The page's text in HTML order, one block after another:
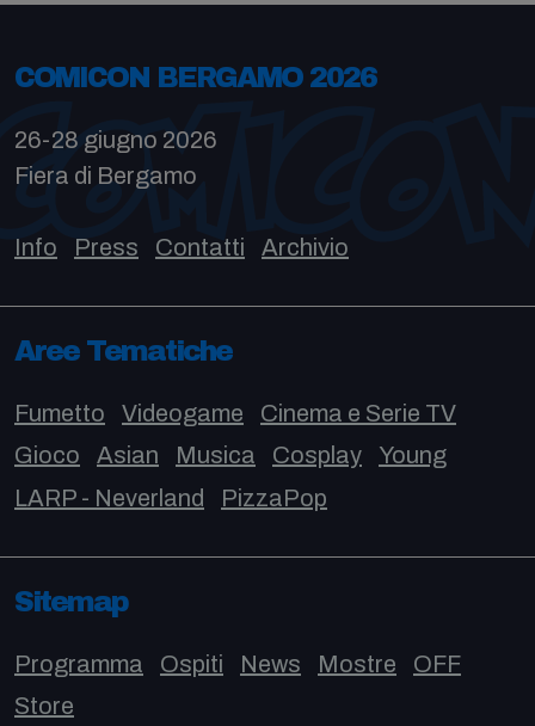
COMICON BERGAMO 2026
26-28 giugno 2026
Fiera di Bergamo
Info Press Contatti Archivio
Aree Tematiche
Fumetto Videogame
Cinema e Serie TV
Gioco
Asian Musica Cosplay
Young
LARP - Neverland
PizzaPop
Sitemap
Programma Ospiti News Mostre
OFF
Store